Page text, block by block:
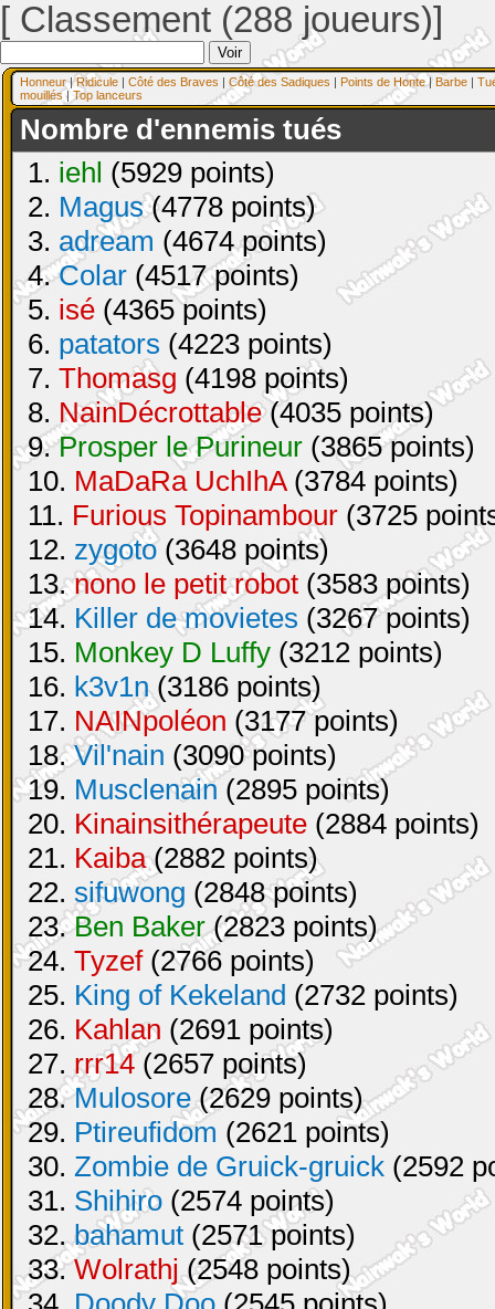
[ Classement (288 joueurs)]
Honneur|Ridicule | Côté des Braves | Côté des Sadiques | Points de Honte| Barbe |
mouillés| Top lanceurs
Nombre d'ennemis tués
1. iehl (5929 points)
2. Magus(4778 points)
3. adream (4674 points)
4.Colar (4517 points)
5. isé (4365 points)
6. patators (4223 points)
7. Thomasg (4198 points)
8. NainDécrottable(4035 points)
9.Prosper le Purineur (3865 points)
10. MaDaRa UchIhA(3784 points)
11. Furious Topinambour (3725
12. zygoto(3648 points)
13.nono le petit robot (3583 points)
14. Killer de movietes (3267 points)
15. Monkey D Luffy (3212 points)
16. k3v1n(3186 points)
17. NAINpoléon (3177 points)
18.Vil'nain (3090 points)
19. Musclenain (2895 points)
20. Kinainsithérapeute (2884 points)
21. Kaiba(2882 points)
22. sifuwong (2848 points)
23.Ben Baker(2823 points)
24. Tyzef(2766 points)
25. King of Kekeland (2732 points)
26. Kahlan (2691 points)
27. rrr14(2657 points)
28.Mulosore(2629 points)
29. Ptireufidom (2621 points)
30. Zombie de Gruick-gruick (2592
31. Shihiro (2574 points)
32.bahamut (2571 points)
33.Wolrathj(2548 points)